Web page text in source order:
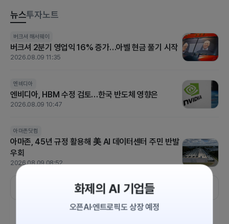
화제의 AI 기업들
오픈AI·엔트로픽도 상장 예정
뉴스투자노트
버크셔 해서웨이
버크셔 2분기 영업익 16% 증가…아벨 현금 풀기 시작
2026.08.09 11:35
엔비디아
엔비디아, HBM 수정 검토…한국 반도체 영향은
2026.08.09 10:47
아마존닷컴
아마존, 45년 규정 활용해 美 AI 데이터센터 주민 반발
우회
2026.08.09 08:52
더보기
[US STOCK BRIEF] 고용 충격에 금리인상 기대 급후퇴…S&P5
00·나스닥 사상 최고
2026.08.08 07:30
코노코필립스
[실적발표] 코노코필립스, 주당순이익 3.24 달러..예상
치 2.85 달러 상회
[US STOCK BRIEF] 중동 리스크에도 ‘숨 고르기’…다우 464p
하락, 실적 장세의 냉혹한 현실
2026.08.07 06:30